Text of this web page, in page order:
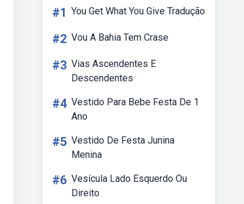
#1 You Get What You Give Tradução
#2 Vou A Bahia Tem Crase
#3 Vias Ascendentes E
Descendentes
#4 Vestido Para Bebe Festa De 1
Ano
#5 Vestido De Festa Junina
Menina
#6 Vesícula Lado Esquerdo Ou
Direito